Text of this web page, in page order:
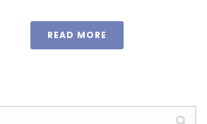
READ MORE